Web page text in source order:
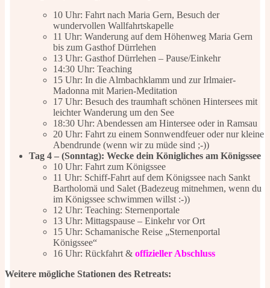
10 Uhr: Fahrt nach Maria Gern, Besuch der
wundervollen Wallfahrtskapelle
11 Uhr: Wanderung auf dem Höhenweg Maria Gern
bis zum Gasthof Dürrlehen
13 Uhr: Gasthof Dürrlehen – Pause/Einkehr
14:30 Uhr: Teaching
15 Uhr: In die Almbachklamm und zur Irlmaier-
Madonna mit Marien-Meditation
17 Uhr: Besuch des traumhaft schönen Hintersees mit
leichter Wanderung um den See
18:30 Uhr: Abendessen am Hintersee oder in Ramsau
20 Uhr: Fahrt zu einem Sonnwendfeuer oder nur kleine
Abendrunde (wenn wir zu müde sind ;-))
Tag 4 – (Sonntag): Wecke dein Königliches am Königssee
10 Uhr: Fahrt zum Königssee
11 Uhr: Schiff-Fahrt auf dem Königssee nach Sankt
Bartholomä und Salet (Badezeug mitnehmen, wenn du
im Königssee schwimmen willst :-))
12 Uhr: Teaching: Sternenportale
13 Uhr: Mittagspause – Einkehr vor Ort
15 Uhr: Schamanische Reise „Sternenportal
Königssee“
16 Uhr: Rückfahrt & offizieller Abschluss
Weitere mögliche Stationen des Retreats: